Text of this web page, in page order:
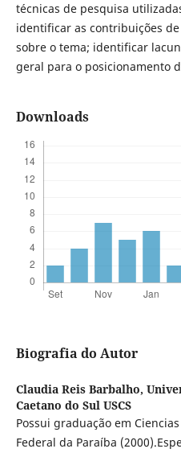
técnicas de pesquisa
identificar as contribuições
sobre o tema; identificar
geral para o posicionamento
Downloads
Biografia do Autor
Claudia Reis Barbalho,
Caetano do Sul USCS
Possui graduação em
Federal da Paraíba